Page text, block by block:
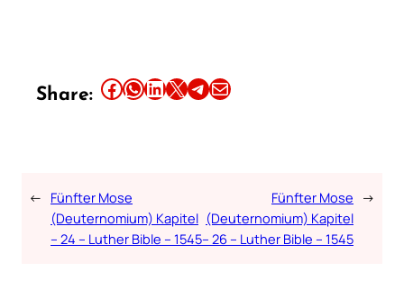
Share: Share this article on Facebook Share this article on WhatsApp Share this article on LinkedIn Share this article on X Share this article on TelegramEmail this Article
← Fünfter Mose
(Deuternomium) Kapitel
– 24 – Luther Bible – 1545
Fünfter Mose
(Deuternomium) Kapitel
– 26 – Luther Bible – 1545
→